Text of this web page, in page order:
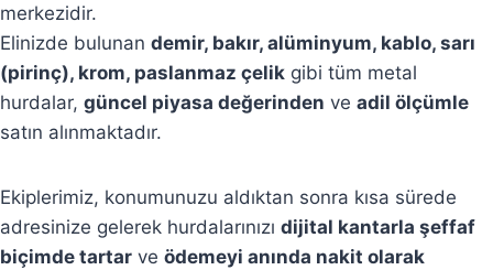
merkezidir.
Elinizde bulunan demir, bakır, alüminyum, kablo, sarı
(pirinç), krom, paslanmaz çelik gibi tüm metal
hurdalar, güncel piyasa değerinden ve adil ölçümle
satın alınmaktadır.
Ekiplerimiz, konumunuzu aldıktan sonra kısa sürede
adresinize gelerek hurdalarınızı dijital kantarla şeffaf
biçimde tartar ve ödemeyi anında nakit olarak